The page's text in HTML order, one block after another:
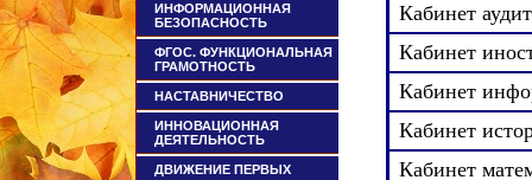
ИНФОРМАЦИОННАЯ
БЕЗОПАСНОСТЬ
ФГОС. ФУНКЦИОНАЛЬНАЯ
ГРАМОТНОСТЬ
НАСТАВНИЧЕСТВО
ИННОВАЦИОННАЯ
ДЕЯТЕЛЬНОСТЬ
ДВИЖЕНИЕ ПЕРВЫХ
Кабинет
Кабинет
Кабинет
Кабинет
Кабинет